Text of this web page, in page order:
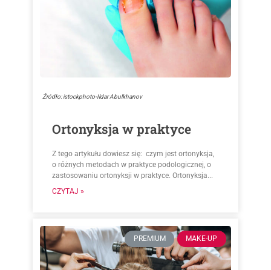
Źródło: istockphoto-Ildar Abulkhanov
Ortonyksja w praktyce
Z tego artykułu dowiesz się: czym jest ortonyksja,
o różnych metodach w praktyce podologicznej, o
zastosowaniu ortonyksji w praktyce. Ortonyksja...
CZYTAJ »
PREMIUM MAKE-UP